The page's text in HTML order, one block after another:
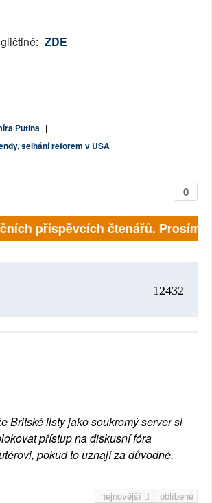
ZDE
Putina |
selhání reforem v USA
0
příspěvcích čtenářů.
12432
Britské listy jako soukromý server si
přístup na diskusní fóra
pokud to uznají za důvodné.
nejnovější oblíbené